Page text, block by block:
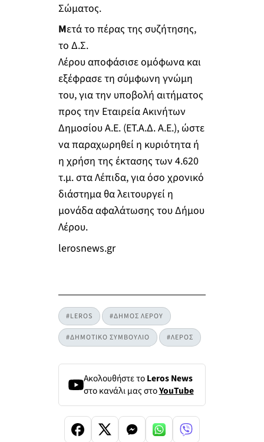
Σώματος.
Μετά το πέρας της συζήτησης,
το Δ.Σ.
Λέρου αποφάσισε ομόφωνα και
εξέφρασε τη σύμφωνη γνώμη
του, για την υποβολή αιτήματος
προς την Εταιρεία Ακινήτων
Δημοσίου Α.Ε. (ΕΤ.Α.Δ. Α.Ε.), ώστε
να παραχωρηθεί η κυριότητα ή
η χρήση της έκτασης των 4.620
τ.μ. στα Λέπιδα, για όσο χρονικό
διάστημα θα λειτουργεί η
μονάδα αφαλάτωσης του Δήμου
Λέρου.
lerosnews.gr
#LEROS #ΔΗΜΟΣ ΛΕΡΟΥ
#ΔΗΜΟΤΙΚΟ ΣΥΜΒΟΥΛΙΟ #ΛΕΡΟΣ
Ακολουθήστε τοLeros News
στο κανάλι μας στοYouTube